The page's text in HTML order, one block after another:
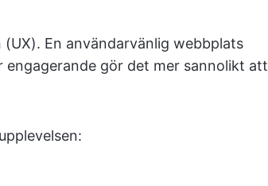
En användarvänlig webbplats
gör det mer sannolikt att